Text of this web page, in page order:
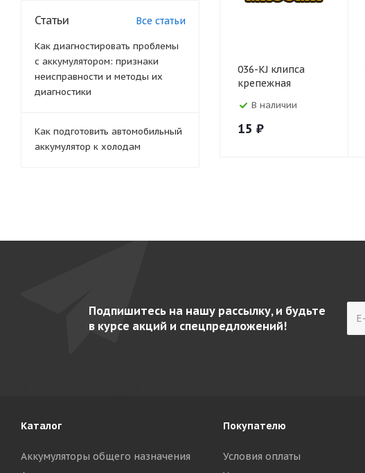
036-KJ клипса
крепежная
В наличии
15 ₽
Статьи Все статьи
Как диагностировать проблемы
с аккумулятором: признаки
неисправности и методы их
диагностики
Как подготовить автомобильный
аккумулятор к холодам
Подпишитесь на нашу рассылку, и будьте
в курсе акций и спецпредложений!
Каталог
Аккумуляторы общего назначения
Покупателю
Условия оплаты